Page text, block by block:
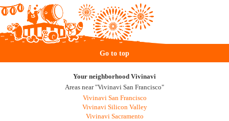
Go to top
Your neighborhood Vivinavi
Areas near "Vivinavi San Francisco"
Vivinavi San Francisco
Vivinavi Silicon Valley
Vivinavi Sacramento